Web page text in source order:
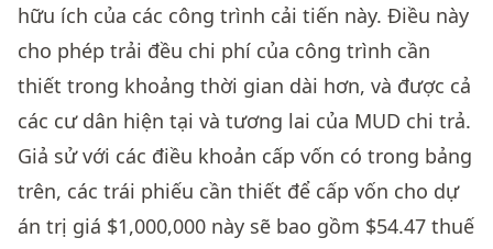
hữu ích của các công trình cải tiến này. Điều này
cho phép trải đều chi phí của công trình cần
thiết trong khoảng thời gian dài hơn, và được cả
các cư dân hiện tại và tương lai của MUD chi trả.
Giả sử với các điều khoản cấp vốn có trong bảng
trên, các trái phiếu cần thiết để cấp vốn cho dự
án trị giá $1,000,000 này sẽ bao gồm $54.47 thuế